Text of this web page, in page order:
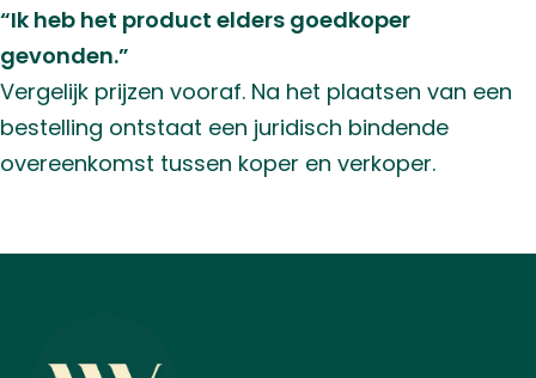
“Ik heb het product elders goedkoper
gevonden.”
Vergelijk prijzen vooraf. Na het plaatsen van een
bestelling ontstaat een juridisch bindende
overeenkomst tussen koper en verkoper.